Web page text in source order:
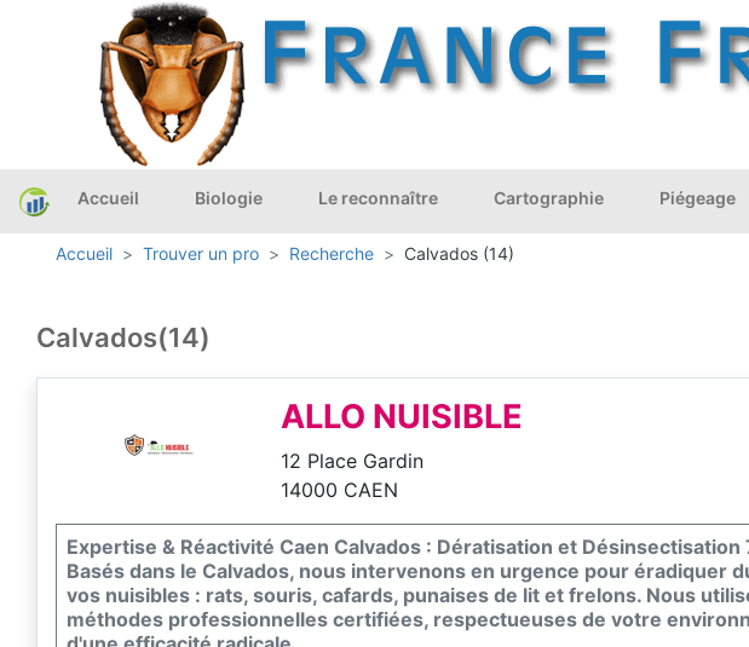
Accueil Biologie Le reconnaître Cartographie Piégeage
Accueil Trouver un pro Recherche Calvados (14)
Calvados(14)
ALLO NUISIBLE
12 Place Gardin
14000 CAEN
Expertise & Réactivité Caen Calvados : Dératisation et Désinsectisation
Basés dans le Calvados, nous intervenons en urgence pour éradiquer
vos nuisibles : rats, souris, cafards, punaises de lit et frelons. Nous
méthodes professionnelles certifiées, respectueuses de votre